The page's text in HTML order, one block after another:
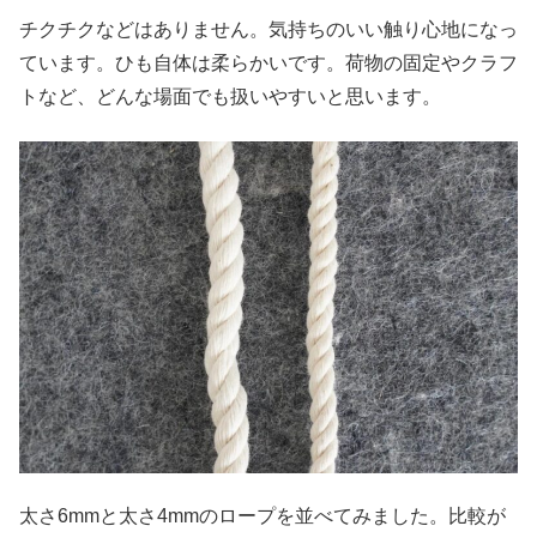
チクチクなどはありません。気持ちのいい触り心地になっ
ています。ひも自体は柔らかいです。荷物の固定やクラフ
トなど、どんな場面でも扱いやすいと思います。
太さ6mmと太さ4mmのロープを並べてみました。比較が